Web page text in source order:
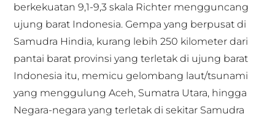
berkekuatan 9,1-9,3 skala Richter mengguncang
ujung barat Indonesia. Gempa yang berpusat di
Samudra Hindia, kurang lebih 250 kilometer dari
pantai barat provinsi yang terletak di ujung barat
Indonesia itu, memicu gelombang laut/tsunami
yang menggulung Aceh, Sumatra Utara, hingga
Negara-negara yang terletak di sekitar Samudra